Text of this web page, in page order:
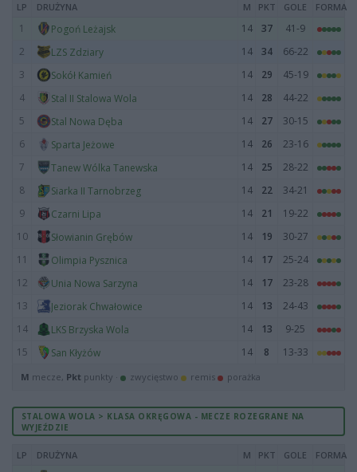
LP DRUŻYNA M PKT GOLE FORMA
1 Pogoń Leżajsk 14 37
41-9
2
LZS Zdziary 14 34
66-22
3
Sokół Kamień 14 29
45-19
4
Stal II Stalowa Wola 14 28
44-22
5
Stal Nowa Dęba 14 27
30-15
6
Sparta Jeżowe 14 26
23-16
7
Tanew Wólka Tanewska 14 25
28-22
8
Siarka II Tarnobrzeg 14 22
34-21
9
Czarni Lipa 14 21
19-22
10
Słowianin Grębów 14 19
30-27
11
Olimpia Pysznica 14 17
25-24
12
Unia Nowa Sarzyna 14 17
23-28
13
Jeziorak Chwałowice 14 13
24-43
14
LKS Brzyska Wola 14 13
9-25
15
San Kłyżów 14 8 13-33
M mecze, Pkt punkty · zwycięstwo remis porażka
STALOWA WOLA > KLASA OKRĘGOWA - MECZE ROZEGRANE NA
WYJEŹDZIE
LP DRUŻYNA M PKT GOLE FORMA